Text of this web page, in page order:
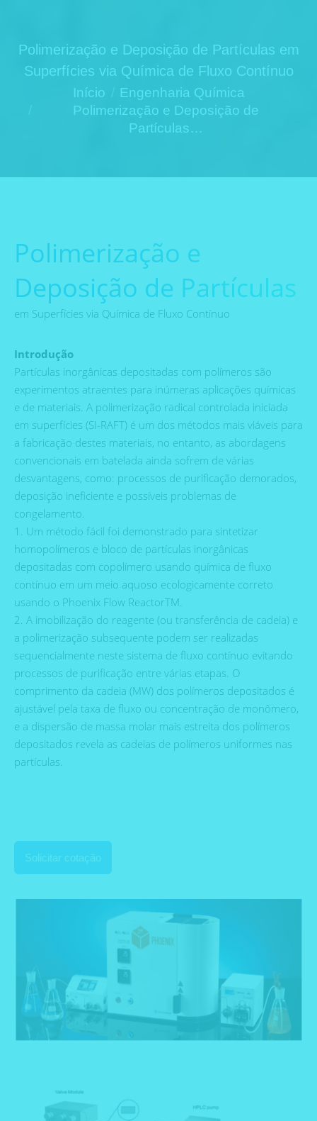
Polimerização e Deposição de Partículas em
Superfícies via Química de Fluxo Contínuo
Você está aqui:Início
Engenharia Química
Polimerização e Deposição de
Partículas…
Polimerização e
Deposição de Partículas
em Superfícies via Química de Fluxo Contínuo
Introdução
Partículas inorgânicas depositadas com polímeros são
experimentos atraentes para inúmeras aplicações químicas
e de materiais. A polimerização radical controlada iniciada
em superfícies (SI-RAFT) é um dos métodos mais viáveis ​​para
a fabricação destes materiais, no entanto, as abordagens
convencionais em batelada ainda sofrem de várias
desvantagens, como: processos de purificação demorados,
deposição ineficiente e possíveis problemas de
congelamento.
1. Um método fácil foi demonstrado para sintetizar
homopolímeros e bloco de partículas inorgânicas
depositadas com copolímero usando química de fluxo
contínuo em um meio aquoso ecologicamente correto
usando o Phoenix Flow ReactorTM.
2. A imobilização do reagente (ou transferência de cadeia) e
a polimerização subsequente podem ser realizadas
sequencialmente neste sistema de fluxo contínuo evitando
processos de purificação entre várias etapas. O
comprimento da cadeia (MW) dos polímeros depositados é
ajustável pela taxa de fluxo ou concentração de monômero,
e a dispersão de massa molar mais estreita dos polímeros
depositados revela as cadeias de polímeros uniformes nas
partículas.
Solicitar cotação